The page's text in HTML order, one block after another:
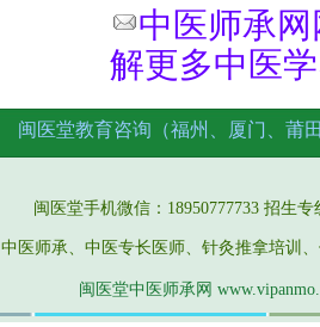
中医师承网
解更多中医
闽医堂手机微信：18950777733 招生
中医师承、中医专长医师、针灸推拿培训
闽医堂中医师承网
闽医堂教育咨询（福州、厦门、莆